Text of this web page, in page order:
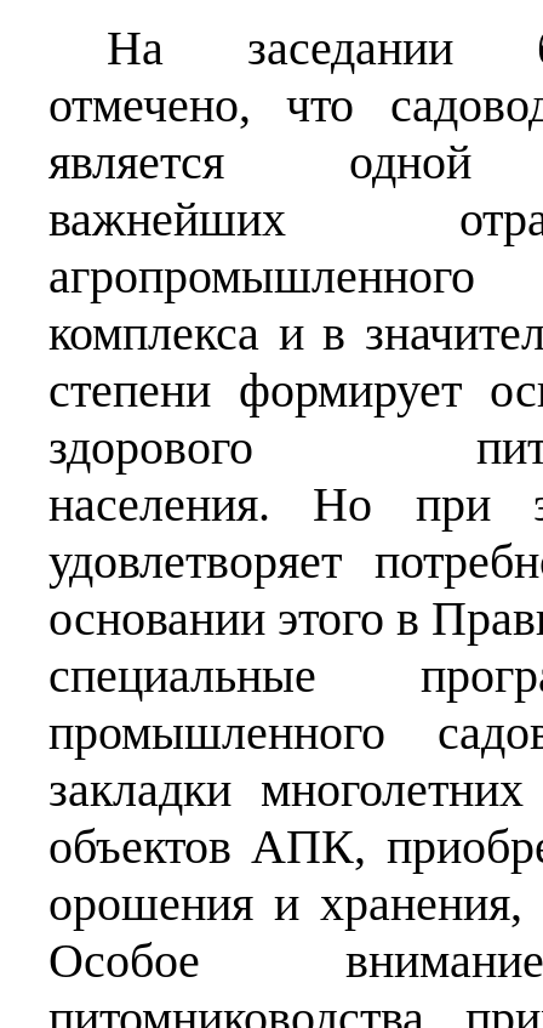
На заседании
отмечено, что
является
важнейших
агропромышленного
комплекса и в
степени формирует
здорового
населения. Но при
удовлетворяет
основании этого в
специальные
промышленного
закладки
объектов АПК,
орошения и хранения,
Особое